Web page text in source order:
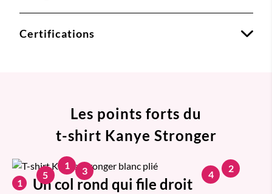
Certifications
Les points forts du
t-shirt Kanye Stronger
1 Un col rond qui file droit
1 2
3 4
5